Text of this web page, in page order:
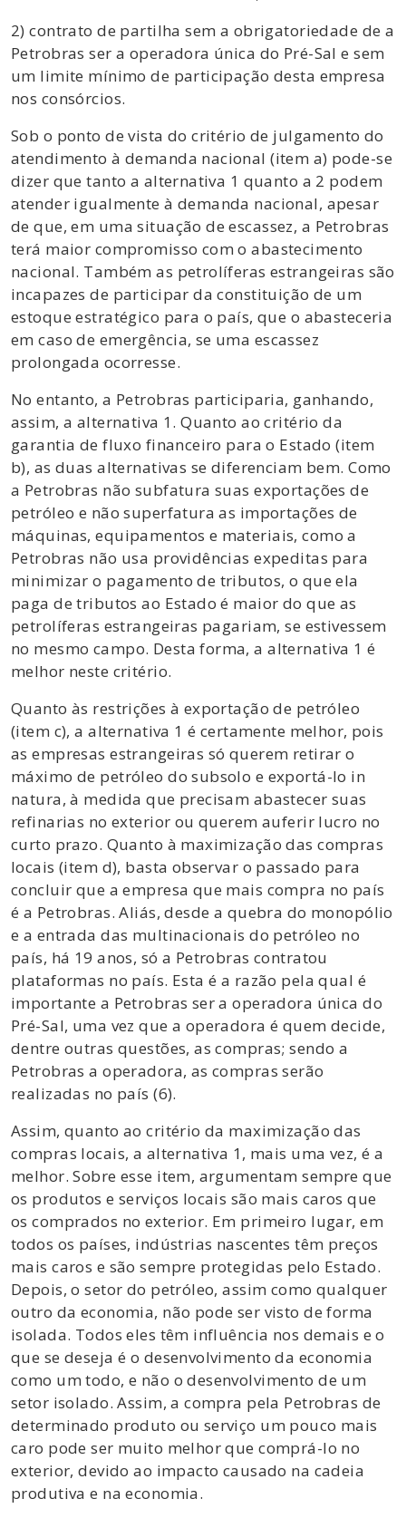
2) contrato de partilha sem a obrigatoriedade de a
Petrobras ser a operadora única do Pré-Sal e sem
um limite mínimo de participação desta empresa
nos consórcios.
Sob o ponto de vista do critério de julgamento do
atendimento à demanda nacional (item a) pode-se
dizer que tanto a alternativa 1 quanto a 2 podem
atender igualmente à demanda nacional, apesar
de que, em uma situação de escassez, a Petrobras
terá maior compromisso com o abastecimento
nacional. Também as petrolíferas estrangeiras são
incapazes de participar da constituição de um
estoque estratégico para o país, que o abasteceria
em caso de emergência, se uma escassez
prolongada ocorresse.
No entanto, a Petrobras participaria, ganhando,
assim, a alternativa 1. Quanto ao critério da
garantia de fluxo financeiro para o Estado (item
b), as duas alternativas se diferenciam bem. Como
a Petrobras não subfatura suas exportações de
petróleo e não superfatura as importações de
máquinas, equipamentos e materiais, como a
Petrobras não usa providências expeditas para
minimizar o pagamento de tributos, o que ela
paga de tributos ao Estado é maior do que as
petrolíferas estrangeiras pagariam, se estivessem
no mesmo campo. Desta forma, a alternativa 1 é
melhor neste critério.
Quanto às restrições à exportação de petróleo
(item c), a alternativa 1 é certamente melhor, pois
as empresas estrangeiras só querem retirar o
máximo de petróleo do subsolo e exportá-lo in
natura, à medida que precisam abastecer suas
refinarias no exterior ou querem auferir lucro no
curto prazo. Quanto à maximização das compras
locais (item d), basta observar o passado para
concluir que a empresa que mais compra no país
é a Petrobras. Aliás, desde a quebra do monopólio
e a entrada das multinacionais do petróleo no
país, há 19 anos, só a Petrobras contratou
plataformas no país. Esta é a razão pela qual é
importante a Petrobras ser a operadora única do
Pré-Sal, uma vez que a operadora é quem decide,
dentre outras questões, as compras; sendo a
Petrobras a operadora, as compras serão
realizadas no país (6).
Assim, quanto ao critério da maximização das
compras locais, a alternativa 1, mais uma vez, é a
melhor. Sobre esse item, argumentam sempre que
os produtos e serviços locais são mais caros que
os comprados no exterior. Em primeiro lugar, em
todos os países, indústrias nascentes têm preços
mais caros e são sempre protegidas pelo Estado.
Depois, o setor do petróleo, assim como qualquer
outro da economia, não pode ser visto de forma
isolada. Todos eles têm influência nos demais e o
que se deseja é o desenvolvimento da economia
como um todo, e não o desenvolvimento de um
setor isolado. Assim, a compra pela Petrobras de
determinado produto ou serviço um pouco mais
caro pode ser muito melhor que comprá-lo no
exterior, devido ao impacto causado na cadeia
produtiva e na economia.